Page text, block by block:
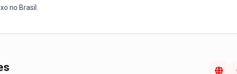
no Brasil.